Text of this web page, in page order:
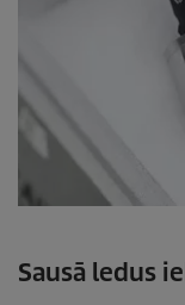
Sausā ledus